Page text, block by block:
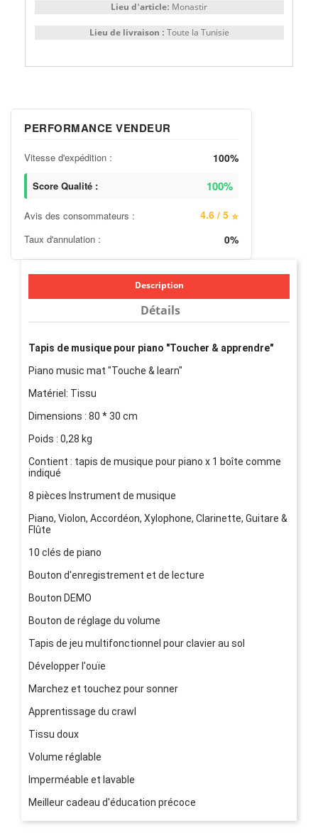
Lieu d'article: Monastir
Lieu de livraison : Toute la Tunisie
PERFORMANCE VENDEUR
Vitesse d'expédition : 100%
Score Qualité : 100%
Avis des consommateurs : 4.6 / 5 ⭐
Taux d'annulation : 0%
Description
Détails
Tapis de musique pour piano "Toucher & apprendre"
Piano music mat "Touche & learn"
Matériel: Tissu
Dimensions : 80 * 30 cm
Poids : 0,28 kg
Contient : tapis de musique pour piano x 1 boîte comme
indiqué
8 pièces Instrument de musique
Piano, Violon, Accordéon, Xylophone, Clarinette, Guitare &
Flûte
10 clés de piano
Bouton d'enregistrement et de lecture
Bouton DEMO
Bouton de réglage du volume
Tapis de jeu multifonctionnel pour clavier au sol
Développer l'ouïe
Marchez et touchez pour sonner
Apprentissage du crawl
Tissu doux
Volume réglable
Imperméable et lavable
Meilleur cadeau d'éducation précoce